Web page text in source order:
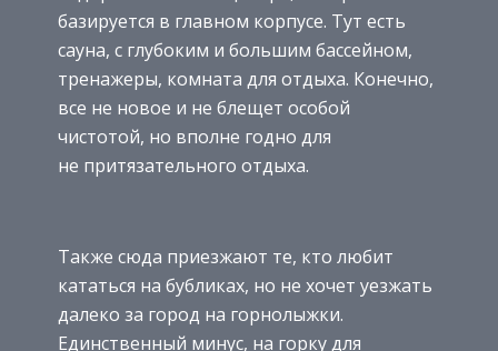
базируется в главном корпусе. Тут есть
сауна, с глубоким и большим бассейном,
тренажеры, комната для отдыха. Конечно,
все не новое и не блещет особой
чистотой, но вполне годно для
не притязательного отдыха.
Также сюда приезжают те, кто любит
кататься на бубликах, но не хочет уезжать
далеко за город на горнолыжки.
Единственный минус, на горку для